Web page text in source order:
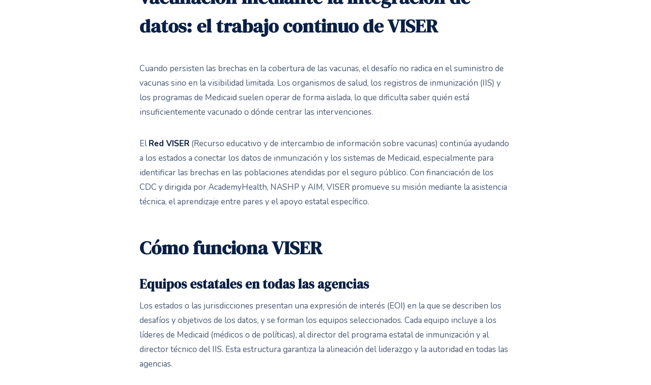
datos: el trabajo continuo de VISER
Cuando persisten las brechas en la cobertura de las vacunas, el desafío no radica en el suministro de
vacunas sino en la visibilidad limitada. Los organismos de salud, los registros de inmunización (IIS) y
los programas de Medicaid suelen operar de forma aislada, lo que dificulta saber quién está
insuficientemente vacunado o dónde centrar las intervenciones.
ElRed VISER (Recurso educativo y de intercambio de información sobre vacunas) continúa ayudando
a los estados a conectar los datos de inmunización y los sistemas de Medicaid, especialmente para
identificar las brechas en las poblaciones atendidas por el seguro público. Con financiación de los
CDC y dirigida por AcademyHealth, NASHP y AIM, VISER promueve su misión mediante la asistencia
técnica, el aprendizaje entre pares y el apoyo estatal específico.
Cómo funciona VISER
Equipos estatales en todas las agencias
Los estados o las jurisdicciones presentan una expresión de interés (EOI) en la que se describen los
desafíos y objetivos de los datos, y se forman los equipos seleccionados. Cada equipo incluye a los
líderes de Medicaid (médicos o de políticas), al director del programa estatal de inmunización y al
director técnico del IIS. Esta estructura garantiza la alineación del liderazgo y la autoridad en todas las
agencias.